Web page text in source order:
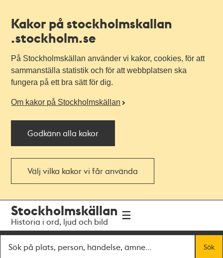
Kakor på stockholmskallan
.stockholm.se
På Stockholmskällan använder vi kakor, cookies, för att
sammanställa statistik och för att webbplatsen ska
fungera på ett bra sätt för dig.
Om kakor på Stockholmskällan
Godkänn alla kakor
Välj vilka kakor vi får använda
navigationen
huvudinnehållet
Stockholmskällan
Historia i ord, ljud och bild
Sök